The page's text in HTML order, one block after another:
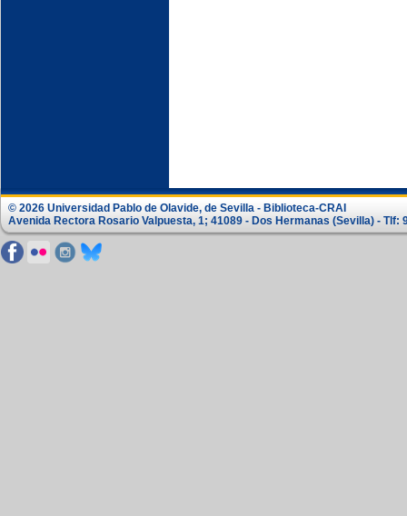
© 2026 Universidad Pablo de Olavide, de Sevilla - Biblioteca-CRAI
Avenida Rectora Rosario Valpuesta, 1; 41089 - Dos Hermanas (Sevilla) - Tlf: